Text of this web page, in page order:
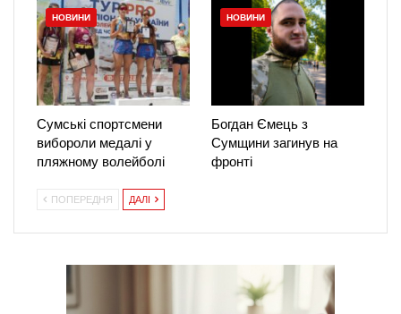
НОВИНИ
Сумські спортсмени
вибороли медалі у
пляжному волейболі
НОВИНИ
Богдан Ємець з
Сумщини загинув на
фронті
ПОПЕРЕДНЯ ДАЛІ